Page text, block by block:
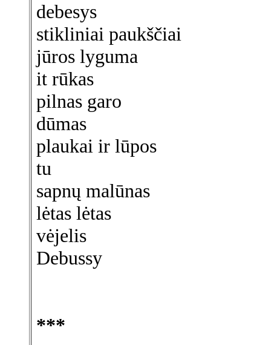
debesys
stikliniai paukščiai
jūros lyguma
it rūkas
pilnas garo
dūmas
plaukai ir lūpos
tu
sapnų malūnas
lėtas lėtas
vėjelis
Debussy
***